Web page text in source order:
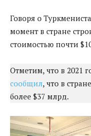
Говоря о
момент в стране
стоимостью почти
Отметим, что в 2021
сообщил, что в
более $37 млрд.